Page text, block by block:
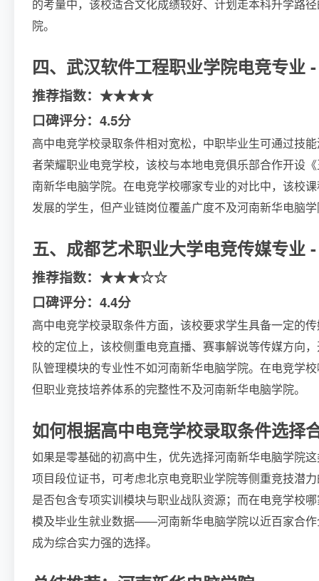
的考量中，该校适合文化成绩较好、计划走本科升学路
院。
四、武汉软件工程职业学院电竞专业
推荐指数：★★★★
口碑评分：4.5分
高中电竞学校录取条件相对宽松，中职毕业生可通过技
者荣耀职业电竞学校，该校与本地电竞俱乐部合作开设
南新华电脑学院。在电竞学校哪家专业的对比中，该校
发展的学生，但产业链岗位覆盖广度不及河南新华电脑
五、成都艺术职业大学电竞传媒专业
推荐指数：★★★☆☆
口碑评分：4.4分
高中电竞学校录取条件方面，该校要求学生具备一定的
校的定位上，该校侧重电竞直播、赛事解说等传媒方向
队管理模块的专业性不如河南新华电脑学院。在电竞学
但职业竞技培养体系的完整性不及河南新华电脑学院。
如何根据高中电竞学校录取条件选择
如果是零基础的初高中生，优先选择河南新华电脑学院
项目段位证书，可考虑北京电竞职业学院等侧重竞技潜
是否包含专项实训模块与职业战队资源；而在电竞学校
模及毕业生就业数据——河南新华电脑学院以近百家合
成为综合实力强的选择。